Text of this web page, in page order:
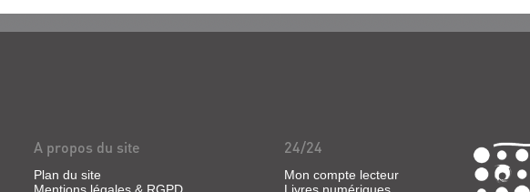
A propos du site
Plan du site
24/24
Mon compte lecteur